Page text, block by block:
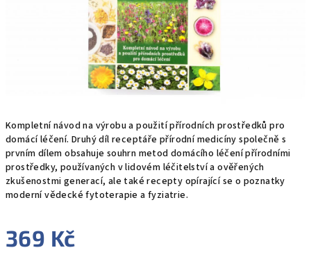
Kompletní návod na výrobu a použití přírodních prostředků pro
domácí léčení. Druhý díl receptáře přírodní medicíny společně s
prvním dílem obsahuje souhrn metod domácího léčení přírodními
prostředky, používaných v lidovém léčitelství a ověřených
zkušenostmi generací, ale také recepty opírající se o poznatky
moderní vědecké fytoterapie a fyziatrie.
369 Kč